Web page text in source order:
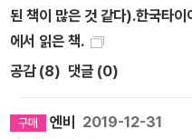
한 내용을 알아본다. 천재성·지능·지적 장애·기억력·우울증 등 지능과
마음에 관련된 유전자 두뇌가
까? 사람들이 흔히 궁금해 하는
계된 유전자 찾기가 활발하게
려진 자폐증이나 조현병(정신
된 책이 많은 것 같다).한국타
에서 읽은 책.
공감 (8) 댓글 (0)
엔비 2019-12-31